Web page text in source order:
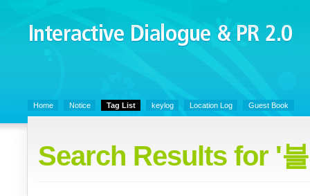
Interactive Dialogue &
PR 2.0
Home Notice Tag List keylog Location Log Guest Book
Search Results for '